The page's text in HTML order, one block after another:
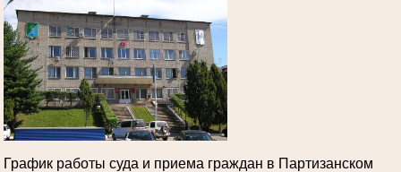
График работы суда и приема граждан в Партизанском